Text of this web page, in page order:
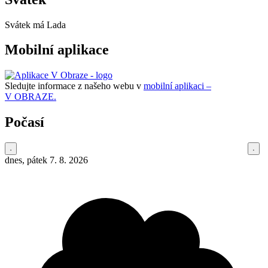
Svátek má Lada
Mobilní aplikace
Sledujte informace z našeho webu v mobilní aplikaci –
V OBRAZE.
Počasí
dnes, pátek 7. 8. 2026